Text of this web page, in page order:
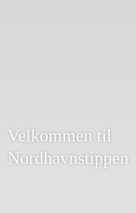
Velkommen til
Nordhavnstippen